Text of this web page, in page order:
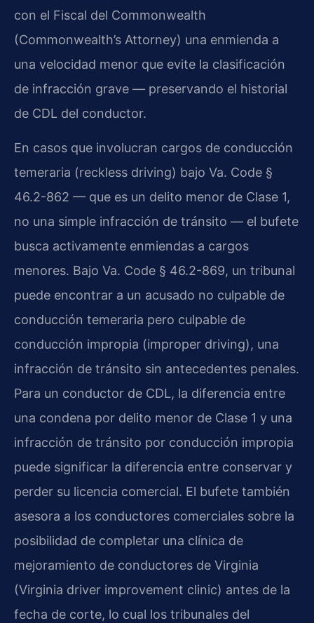
con el Fiscal del Commonwealth
(Commonwealth’s Attorney) una enmienda a
una velocidad menor que evite la clasificación
de infracción grave — preservando el historial
de CDL del conductor.
En casos que involucran cargos de conducción
temeraria (reckless driving) bajo Va. Code §
46.2-862 — que es un delito menor de Clase 1,
no una simple infracción de tránsito — el bufete
busca activamente enmiendas a cargos
menores. Bajo Va. Code § 46.2-869, un tribunal
puede encontrar a un acusado no culpable de
conducción temeraria pero culpable de
conducción impropia (improper driving), una
infracción de tránsito sin antecedentes penales.
Para un conductor de CDL, la diferencia entre
una condena por delito menor de Clase 1 y una
infracción de tránsito por conducción impropia
puede significar la diferencia entre conservar y
perder su licencia comercial. El bufete también
asesora a los conductores comerciales sobre la
posibilidad de completar una clínica de
mejoramiento de conductores de Virginia
(Virginia driver improvement clinic) antes de la
fecha de corte, lo cual los tribunales del